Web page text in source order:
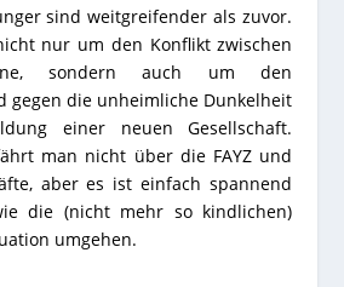
sind weitgreifender als zuvor.
nur um den Konflikt zwischen
sondern auch um den
gegen die unheimliche Dunkelheit
einer neuen Gesellschaft.
man nicht über die FAYZ und
aber es ist einfach spannend
die (nicht mehr so kindlichen)
umgehen.